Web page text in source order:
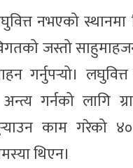
नभएको
जस्तो
गर्नुपर्‍यो।
गर्नको लागि
काम गरेको
थिएन।